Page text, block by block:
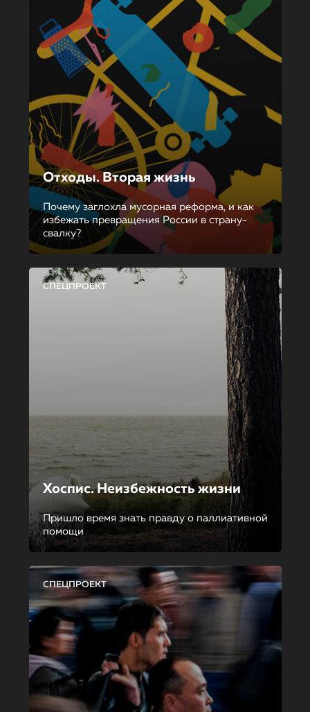
Отходы. Вторая жизнь
Почему заглохла мусорная реформа, и как
избежать превращения России в страну-
свалку?
СПЕЦПРОЕКТ
Хоспис. Неизбежность жизни
Пришло время знать правду о паллиативной
помощи
СПЕЦПРОЕКТ